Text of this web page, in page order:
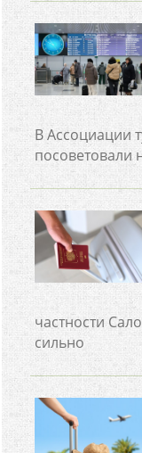
В Ассоциации
посоветовали
частности
сильно